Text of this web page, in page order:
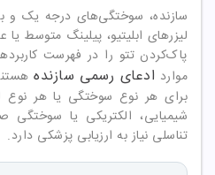
سازنده، سوختگی‌های درجه یک
لیزرهای ابلیتیو، پیلینگ متوسط یا
پاک‌کردن تتو را در فهرست
موارد ادعای رسمی سازنده
برای هر نوع سوختگی یا هر نوع
شیمیایی، الکتریکی یا
تناسلی نیاز به ارزیابی پزشکی دارد.